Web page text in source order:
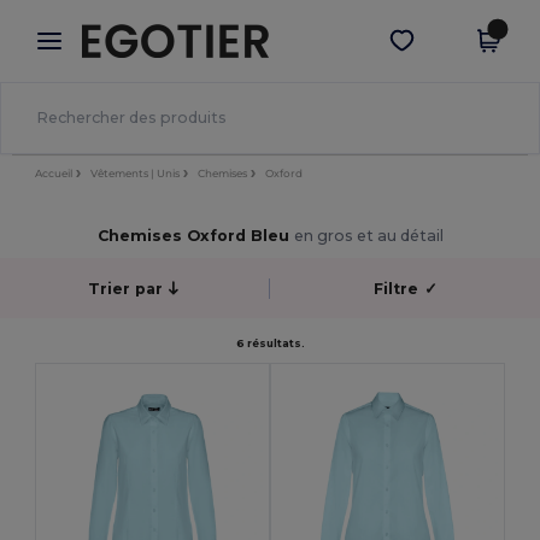
× Appli Egotier
Meilleurs prix sur l’app !
Obtenir l'appli
Accueil Vêtements | Unis Chemises Oxford
Chemises Oxford Bleu en gros et au détail
Trier par Filtre ✓
6 résultats.